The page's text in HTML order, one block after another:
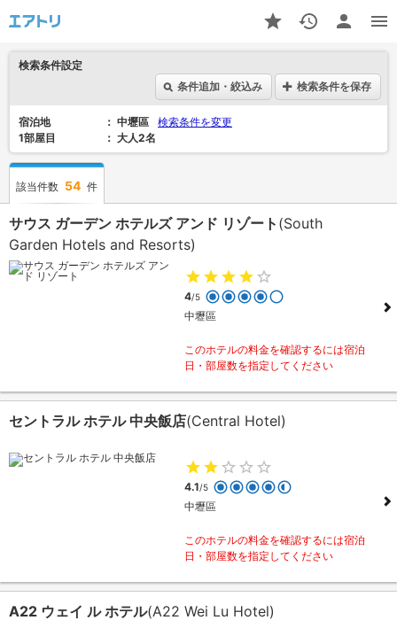
検索条件設定
条件追加・絞込み
検索条件を保存
宿泊地 中壢區
検索条件を変更
1部屋目
大人2名
該当件数 54 件
サウス ガーデン ホテルズ アンド リゾート (South
Garden Hotels and Resorts)
4/5
中壢區
このホテルの料金を確認するには宿泊
日・部屋数を指定してください
セントラル ホテル 中央飯店(Central Hotel)
4.1/5
中壢區
このホテルの料金を確認するには宿泊
日・部屋数を指定してください
A22 ウェイ ル ホテル(A22 Wei Lu Hotel)